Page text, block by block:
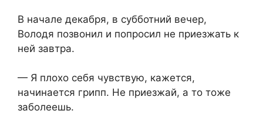
В начале декабря, в субботний вечер,
Володя позвонил и попросил не приезжать к
ней завтра.
— Я плохо себя чувствую, кажется,
начинается грипп. Не приезжай, а то тоже
заболеешь.